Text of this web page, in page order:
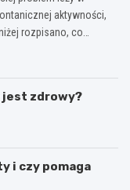
aktywności,
rozpisano, co…
jest zdrowy?
i czy pomaga